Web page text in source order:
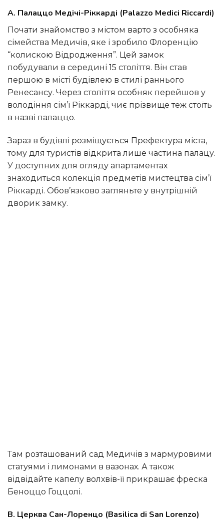
A. Палаццо Медічі-Ріккарді (Palazzo Medici Riccardi)
Почати знайомство з містом варто з особняка
сімейства Медичів, яке і зробило Флоренцію
“колискою Відродження”. Цей замок
побудували в середині 15 століття. Він став
першою в місті будівлею в стилі раннього
Ренесансу. Через століття особняк перейшов у
володіння сім’ї Ріккарді, чиє прізвище теж стоїть
в назві палаццо.
Зараз в будівлі розміщується Префектура міста,
тому для туристів відкрита лише частина палацу.
У доступних для огляду апартаментах
знаходиться колекція предметів мистецтва сім’ї
Ріккарді. Обов’язково загляньте у внутрішній
дворик замку.
Там розташований сад Медичів з мармуровими
статуями і лимонами в вазонах. А також
відвідайте капелу волхвів-її прикрашає фреска
Беноццо Гоццолі.
B. Церква Сан-Лоренцо (Basilica di San Lorenzo)